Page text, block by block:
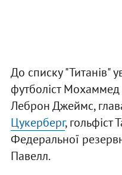
До списку "Титанів"
футболіст Мохаммед
Леброн Джеймс,
Цукерберг, гольфіст
Федеральної
Павелл.